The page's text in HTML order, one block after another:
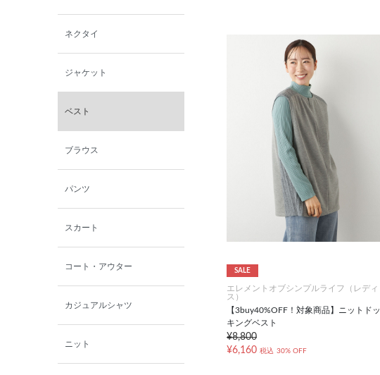
西脇シリーズ
小泉革店
シャミー
パーソンズジーンズ
ファインデーション
ローズペッシュ / パル
モンド
ネクタイ
ジャケット
ベスト
ブラウス
パンツ
スカート
コート・アウター
カジュアルシャツ
ニット
SALE
エレメントオブシンプルライフ（レディ
ス）
【3buy40%OFF！対象商品】ニットドッ
キングベスト
¥8,800
¥6,160 税込 30% OFF